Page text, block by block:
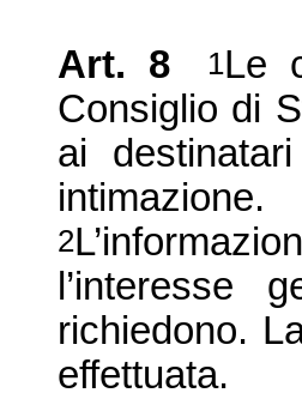
Art. 8 1Le
Consiglio di
ai
intimazione.
2
l’interesse
richiedono.
effettuata.